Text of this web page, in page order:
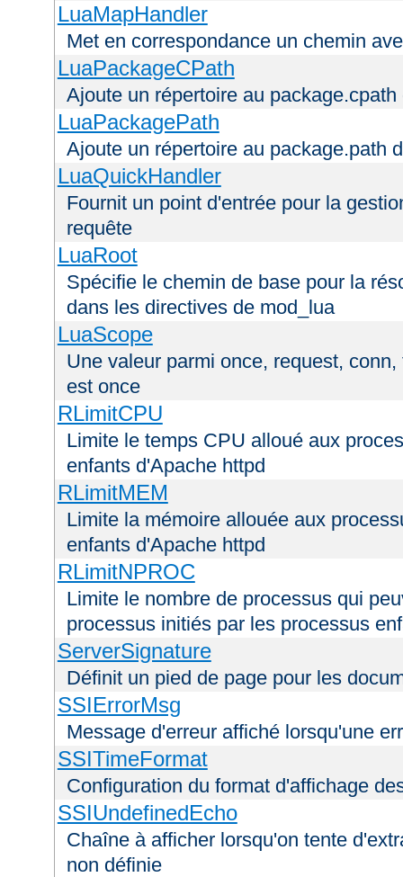
LuaMapHandler
Met en correspondance un chemin
LuaPackageCPath
Ajoute un répertoire au package.cpath
LuaPackagePath
Ajoute un répertoire au package.path
LuaQuickHandler
Fournit un point d'entrée pour la
requête
LuaRoot
Spécifie le chemin de base pour la
dans les directives de mod_lua
LuaScope
Une valeur parmi once, request,
est once
RLimitCPU
Limite le temps CPU alloué aux
enfants d'Apache httpd
RLimitMEM
Limite la mémoire allouée aux
enfants d'Apache httpd
RLimitNPROC
Limite le nombre de processus qui
processus initiés par les processus
ServerSignature
Définit un pied de page pour les
SSIErrorMsg
Message d'erreur affiché lorsqu'une
SSITimeFormat
Configuration du format d'affichage
SSIUndefinedEcho
Chaîne à afficher lorsqu'on tente
non définie